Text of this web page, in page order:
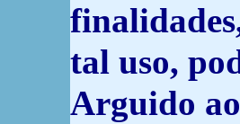
tal uso,
Arguido